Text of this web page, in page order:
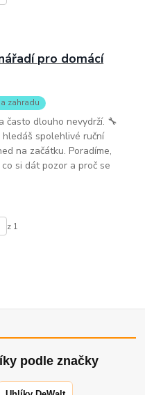
pro domácí
zahradu
často dlouho nevydrží. 🔧
spolehlivé ruční
na začátku. Poradíme,
si dát pozor a proč se
z 1
podle značky